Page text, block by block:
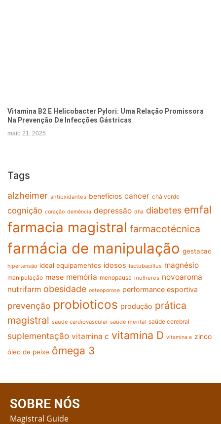
Vitamina B2 E Helicobacter Pylori: Uma Relação Promissora
Na Prevenção De Infecções Gástricas
maio 21, 2025
Tags
alzheimer antioxidantes benefícios cancer chá verde
cognição coração demência depressão dha diabetes emfal
farmacia magistral farmacotécnica
farmácia de manipulação gestacao
hipertensão ideal equipamentos idosos lactobacillus magnésio
manipulação mase memória menopausa mulheres novoaroma
nutrifarm obesidade osteoporose performance esportiva
prevenção probioticos produção prática
magistral saude cardiovascular saude mental saúde cerebral
suplementação vitamina c vitamina D vitamina e zinco
óleo de peixe ômega 3
SOBRE NÓS
Magistral Guide